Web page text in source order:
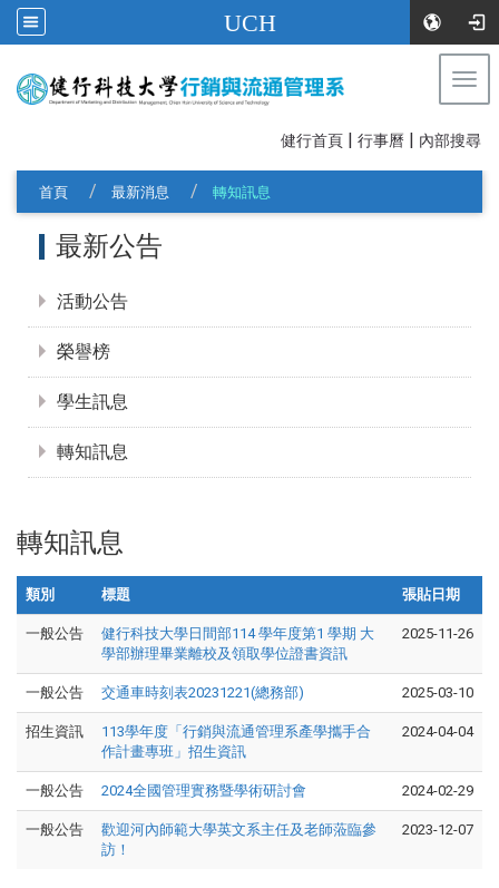
UCH
健行首頁 | 行事曆 | 內部搜尋
首頁 最新消息 轉知訊息
最新公告
活動公告
榮譽榜
學生訊息
轉知訊息
轉知訊息
類別 標題 張貼日期
一般公告
健行科技大學日間部114 學年度第1 學期 大
學部辦理畢業離校及領取學位證書資訊
2025-11-26
一般公告 交通車時刻表20231221(總務部) 2025-03-10
招生資訊
113學年度「行銷與流通管理系產學攜手合
作計畫專班」招生資訊
2024-04-04
一般公告 2024全國管理實務暨學術研討會 2024-02-29
一般公告
歡迎河內師範大學英文系主任及老師蒞臨參
訪！
2023-12-07